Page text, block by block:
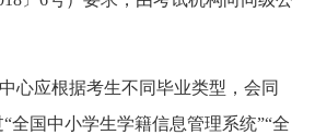
心应根据考生不同毕业类型，会同
“全国中小学生学籍信息管理系统”“全